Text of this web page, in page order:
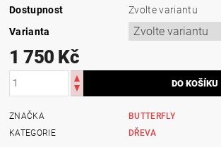
Dostupnost
Zvolte variantu
Varianta
1 750 Kč
ZNAČKA
BUTTERFLY
KATEGORIE
DŘEVA